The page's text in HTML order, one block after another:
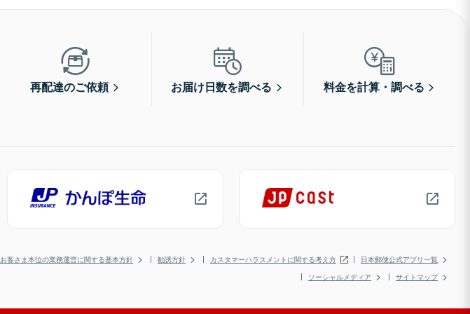
再配達のご依頼 お届け日数を調べる 料金を計算・調べる
お客さま本位の業務運営に関する基本方針 勧誘方針 カスタマーハラスメントに関する考え方
日本郵便公式アプリ一覧
ソーシャルメディア
サイトマップ